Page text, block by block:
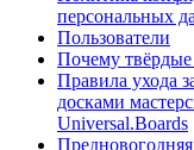
персональных
Пользователи
Почему
Правила ухода
досками
Universal.Boards